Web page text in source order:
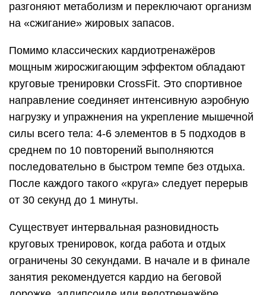
разгоняют метаболизм и переключают организм
на «сжигание» жировых запасов.
Помимо классических кардиотренажёров
мощным жиросжигающим эффектом обладают
круговые тренировки CrossFit. Это спортивное
направление соединяет интенсивную аэробную
нагрузку и упражнения на укрепление мышечной
силы всего тела: 4-6 элементов в 5 подходов в
среднем по 10 повторений выполняются
последовательно в быстром темпе без отдыха.
После каждого такого «круга» следует перерыв
от 30 секунд до 1 минуты.
Существует интервальная разновидность
круговых тренировок, когда работа и отдых
ограничены 30 секундами. В начале и в финале
занятия рекомендуется кардио на беговой